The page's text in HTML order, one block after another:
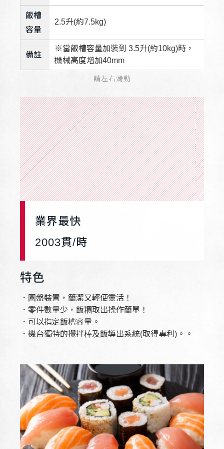
飯槽
容量
2.5升(約7.5kg)
備註
※當飯槽容量加裝到 3.5升(約10kg)時，
機械高度增加40mm
請左右滑動
業界最快
2003貫/時
特色
．圓盤裝置，簡潔又輕便靈活！
．零件數量少，飯糰取出操作簡單！
．可以指定飯槽容量。
．機台獨特的攪拌棒及飯導出系統(取得專利)。。